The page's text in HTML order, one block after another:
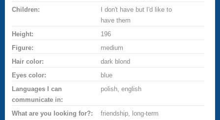
Children:
I don't have but I'd like to
have them
Height:
196
Figure:
medium
Hair color:
dark blond
Eyes color:
blue
Languages I can
communicate in:
polish, english
What are you looking for?:
friendship, long-term